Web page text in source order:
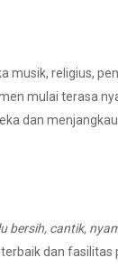
religius,
mulai terasa
dan
bersih, cantik,
dan fasilitas